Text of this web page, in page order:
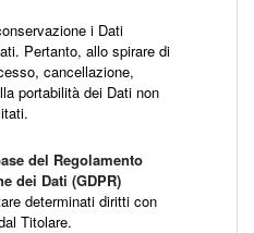
i Dati
Pertanto, allo spirare di
cancellazione,
portabilità dei Dati non
del Regolamento
dei Dati (GDPR)
determinati diritti con
Titolare.